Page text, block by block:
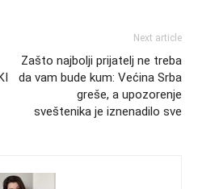
Next article
Zašto najbolji prijatelj ne treba
da vam bude kum: Većina Srba
greše, a upozorenje
sveštenika je iznenadilo sve